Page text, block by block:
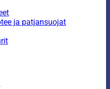
ja patjansuojat